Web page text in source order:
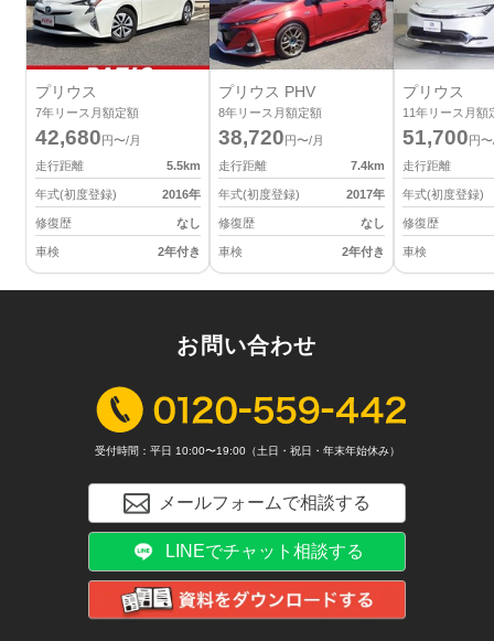
プリウス
7年リース月額定額
42,680円〜/月
走行距離
5.5km
年式(初度登録) 2016年
修復歴 なし
車検 2年付き
プリウス PHV
8年リース月額定額
38,720円〜/月
走行距離
7.4km
年式(初度登録) 2017年
修復歴 なし
車検 2年付き
プリウス
11年リース月額
51,700円
走行距離
年式(初度登録)
修復歴
車検
お問い合わせ
受付時間：平日 10:00〜19:00（土日・祝日・年末年始休み）
メールフォームで相談する
LINEでチャット相談する